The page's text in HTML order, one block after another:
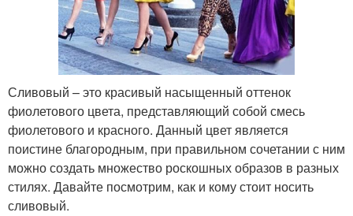
Сливовый – это красивый насыщенный оттенок
фиолетового цвета, представляющий собой смесь
фиолетового и красного. Данный цвет является
поистине благородным, при правильном сочетании с ним
можно создать множество роскошных образов в разных
стилях. Давайте посмотрим, как и кому стоит носить
сливовый.